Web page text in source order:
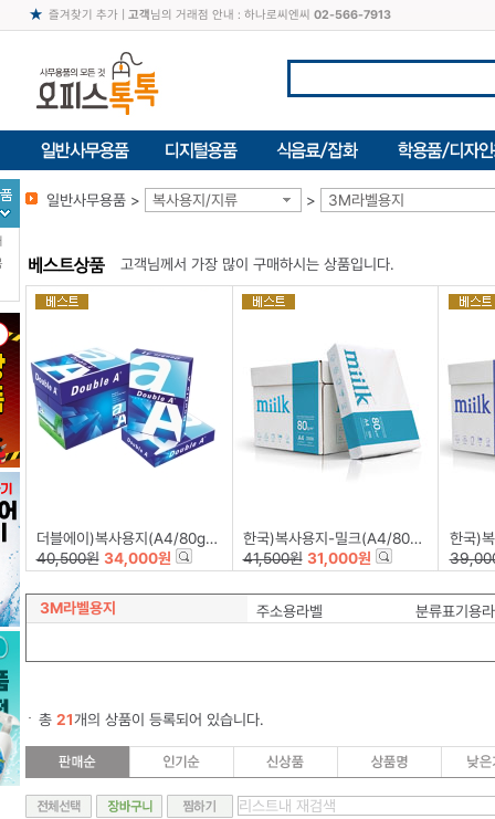
즐겨찾기 추가| 고객님의 거래점 안내 : 하나로씨엔씨 02-566-7913
일반사무용품 > 복사용지/지류 > 3M라벨용지
고객님께서 가장 많이 구매하시는 상품입니다.
더블에이)복사용지(A4/80g/500매*5권)
40,500원 34,000원
한국)복사용지-밀크(A4/80g/500매*5권)
41,500원 31,000원
한국)복사
3M라벨용지 주소용라벨 분류표기용
총 21개의 상품이 등록되어 있습니다.